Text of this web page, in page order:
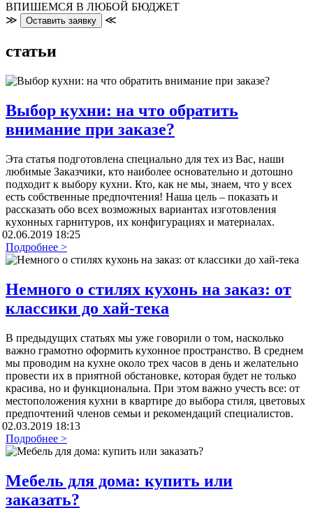
ВПИШЕМСЯ В ЛЮБОЙ БЮДЖЕТ
≫
Оставить заявку ≪
статьи
Выбор кухни: на что обратить
внимание при заказе?
Эта статья подготовлена специально для тех из Вас, наши
любимые Заказчики, кто наиболее основательно и дотошно
подходит к выбору кухни. Кто, как не мы, знаем, что у всех
есть собственные предпочтения! Наша цель – показать и
рассказать обо всех возможных вариантах изготовления
кухонных гарнитуров, их конфигурациях и материалах.
02.06.2019 18:25
Подробнее >
Немного о стилях кухонь на заказ: от
классики до хай-тека
В предыдущих статьях мы уже говорили о том, насколько
важно грамотно оформить кухонное пространство. В среднем
мы проводим на кухне около трех часов в день и желательно
провести их в приятной обстановке, которая будет не только
красива, но и функциональна. При этом важно учесть все: от
местоположения кухни в квартире до выбора стиля, цветовых
предпочтений членов семьи и рекомендаций специалистов.
02.03.2019 18:13
Подробнее >
Мебель для дома: купить или
заказать?